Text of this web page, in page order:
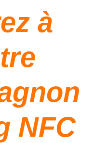
à
NFC